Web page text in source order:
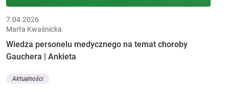
7.04.2026
Marta Kwaśnicka
Wiedza personelu medycznego na temat choroby
Gauchera | Ankieta
Aktualności